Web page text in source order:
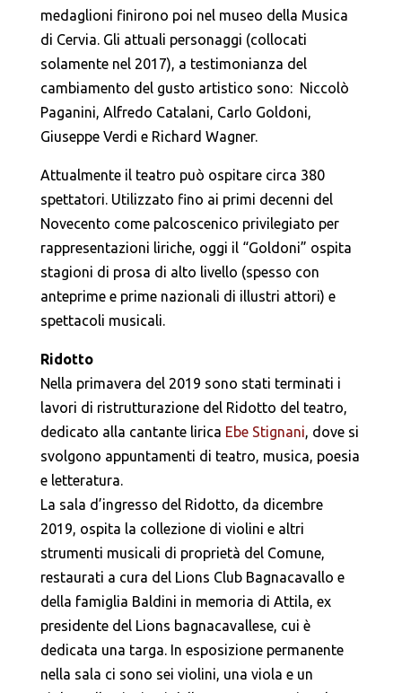
medaglioni finirono poi nel museo della Musica
di Cervia. Gli attuali personaggi (collocati
solamente nel 2017), a testimonianza del
cambiamento del gusto artistico sono: Niccolò
Paganini, Alfredo Catalani, Carlo Goldoni,
Giuseppe Verdi e Richard Wagner.
Attualmente il teatro può ospitare circa 380
spettatori. Utilizzato fino ai primi decenni del
Novecento come palcoscenico privilegiato per
rappresentazioni liriche, oggi il “Goldoni” ospita
stagioni di prosa di alto livello (spesso con
anteprime e prime nazionali di illustri attori) e
spettacoli musicali.
Ridotto
Nella primavera del 2019 sono stati terminati i
lavori di ristrutturazione del Ridotto del teatro,
dedicato alla cantante lirica Ebe Stignani, dove si
svolgono appuntamenti di teatro, musica, poesia
e letteratura.
La sala d’ingresso del Ridotto, da dicembre
2019, ospita la collezione di violini e altri
strumenti musicali di proprietà del Comune,
restaurati a cura del Lions Club Bagnacavallo e
della famiglia Baldini in memoria di Attila, ex
presidente del Lions bagnacavallese, cui è
dedicata una targa. In esposizione permanente
nella sala ci sono sei violini, una viola e un